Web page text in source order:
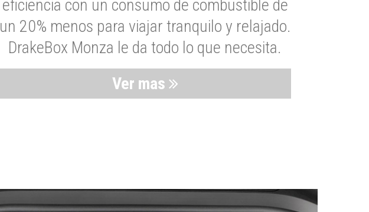
eficiencia con un consumo de combustible de
un 20% menos para viajar tranquilo y relajado.
DrakeBox Monza le da todo lo que necesita.
Ver mas